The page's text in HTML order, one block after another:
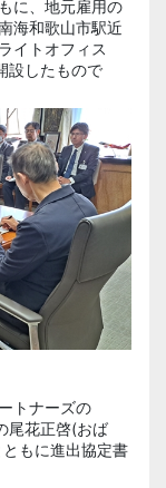
に、地元雇用の
海和歌山市駅近
イトオフィス
設したもので
トナーズの
尾花正啓(おば
もに進出協定書